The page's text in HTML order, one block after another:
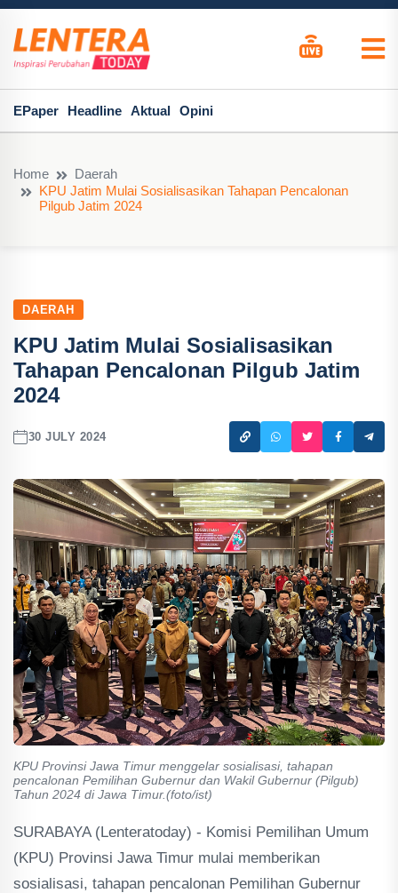
EPaper Headline Aktual Opini
Home
Daerah
KPU Jatim Mulai Sosialisasikan Tahapan Pencalonan
Pilgub Jatim 2024
DAERAH
KPU Jatim Mulai Sosialisasikan
Tahapan Pencalonan Pilgub Jatim
2024
30 JULY 2024
KPU Provinsi Jawa Timur menggelar sosialisasi, tahapan
pencalonan Pemilihan Gubernur dan Wakil Gubernur (Pilgub)
Tahun 2024 di Jawa Timur.(foto/ist)
SURABAYA (Lenteratoday) - Komisi Pemilihan Umum
(KPU) Provinsi Jawa Timur mulai memberikan
sosialisasi, tahapan pencalonan Pemilihan Gubernur